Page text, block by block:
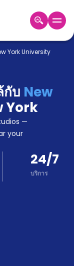
York University
กับ New
York
—
your
24/7
บริการ